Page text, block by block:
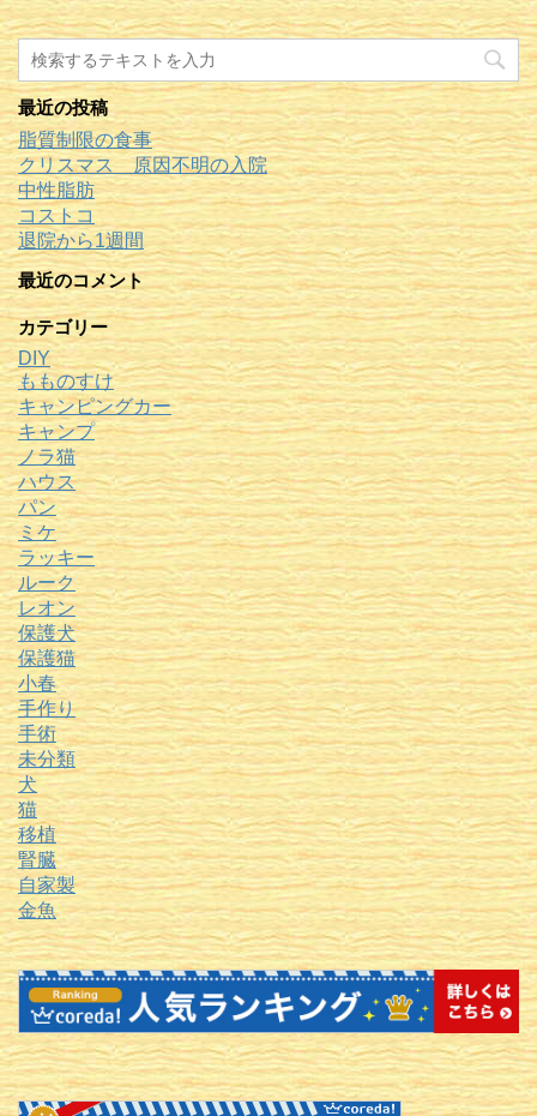
最近の投稿
脂質制限の食事
クリスマス 原因不明の入院
中性脂肪
コストコ
退院から1週間
最近のコメント
カテゴリー
DIY
もものすけ
キャンピングカー
キャンプ
ノラ猫
ハウス
パン
ミケ
ラッキー
ルーク
レオン
保護犬
保護猫
小春
手作り
手術
未分類
犬
猫
移植
腎臓
自家製
金魚